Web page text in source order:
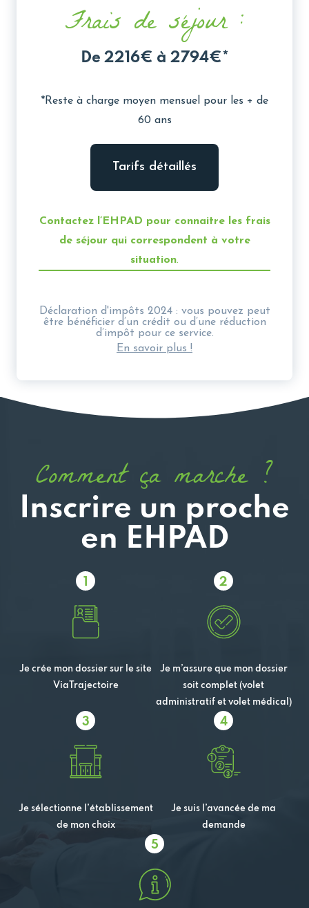
Frais de séjour :
De 2216€ à 2794€*
*Reste à charge moyen mensuel pour les + de
60 ans
Tarifs détaillés
Contactez l’EHPAD pour connaitre les frais
de séjour qui correspondent à votre
situation.
Déclaration d'impôts 2024 : vous pouvez peut
être bénéficier d’un crédit ou d’une réduction
d’impôt pour ce service.
En savoir plus !
Comment ça marche ?
Inscrire un proche
en EHPAD
1
Je crée mon dossier sur le site
ViaTrajectoire
2
Je m’assure que mon dossier
soit complet (volet
administratif et volet médical)
3
Je sélectionne l’établissement
de mon choix
4
Je suis l’avancée de ma
demande
5